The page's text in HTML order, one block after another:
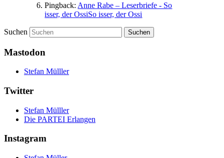
Pingback: Anne Rabe – Leserbriefe - So
isser, der OssiSo isser, der Ossi
Suchen
Mastodon
Stefan Mülller
Twitter
Stefan Mülller
Die PARTEI Erlangen
Instagram